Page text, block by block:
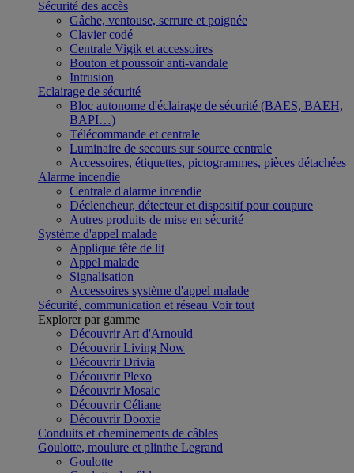
Sécurité des accès
Gâche, ventouse, serrure et poignée
Clavier codé
Centrale Vigik et accessoires
Bouton et poussoir anti-vandale
Intrusion
Eclairage de sécurité
Bloc autonome d'éclairage de sécurité (BAES, BAEH,
BAPI…)
Télécommande et centrale
Luminaire de secours sur source centrale
Accessoires, étiquettes, pictogrammes, pièces détachées
Alarme incendie
Centrale d'alarme incendie
Déclencheur, détecteur et dispositif pour coupure
Autres produits de mise en sécurité
Système d'appel malade
Applique tête de lit
Appel malade
Signalisation
Accessoires système d'appel malade
Sécurité, communication et réseau Voir tout
Explorer par gamme
Découvrir Art d'Arnould
Découvrir Living Now
Découvrir Drivia
Découvrir Plexo
Découvrir Mosaic
Découvrir Céliane
Découvrir Dooxie
Conduits et cheminements de câbles
Goulotte, moulure et plinthe Legrand
Goulotte